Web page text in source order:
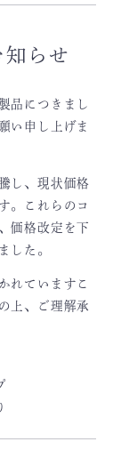
らせ
品につきまし
い申し上げま
し、現状価格
。これらのコ
価格改定を下
した。
れていますこ
上、ご理解承